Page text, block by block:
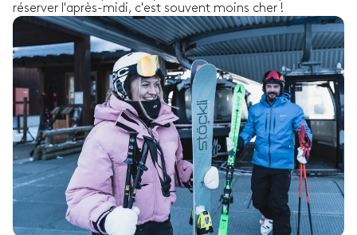
réserver l'après-midi, c'est souvent moins cher !